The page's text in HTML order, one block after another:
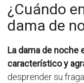
¿Cuándo
dama de
La dama de noche
característico y
desprender su